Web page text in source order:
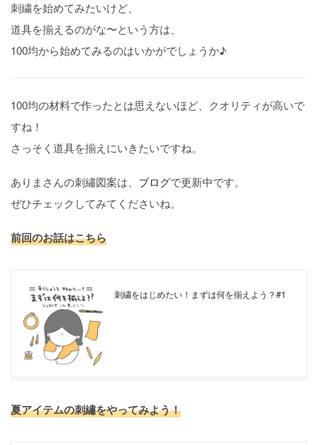
刺繍を始めてみたいけど、
道具を揃えるのがな〜という方は、
100均から始めてみるのはいかがでしょうか♪
100均の材料で作ったとは思えないほど、クオリティが高いで
すね！
さっそく道具を揃えにいきたいですね。
ありまさんの刺繡図案は、 ブログで更新中です。
ぜひチェックしてみてくださいね。
前回のお話はこちら
刺繍をはじめたい！まずは何を揃えよう？#1
夏アイテムの刺繡をやってみよう！